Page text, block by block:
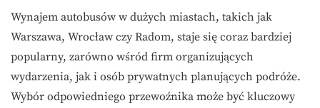
Wynajem autobusów w dużych miastach, takich jak
Warszawa, Wrocław czy Radom, staje się coraz bardziej
popularny, zarówno wśród firm organizujących
wydarzenia, jak i osób prywatnych planujących podróże.
Wybór odpowiedniego przewoźnika może być kluczowy